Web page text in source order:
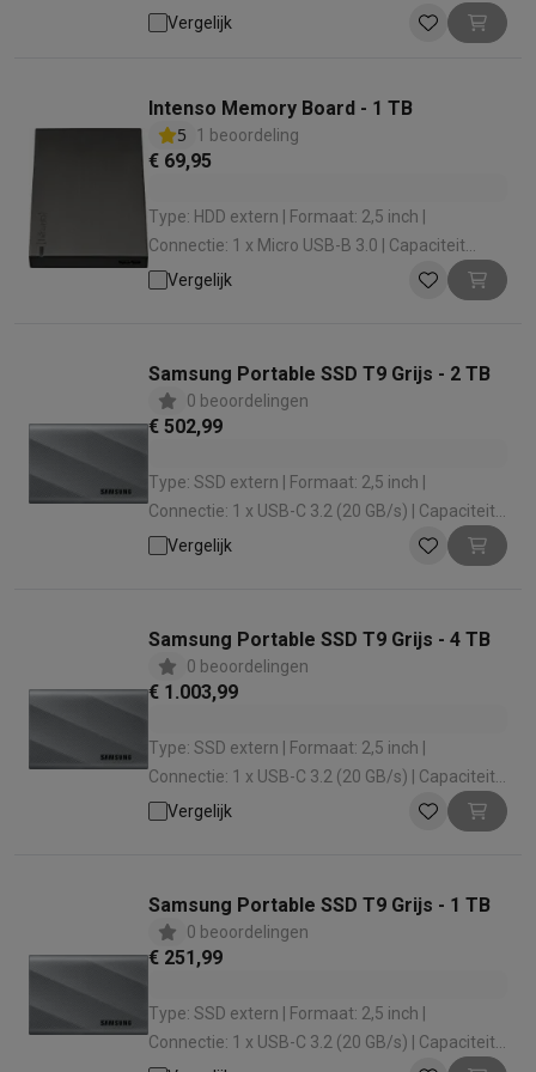
Opslag: 4000 GB | Leessnelheid: 1050 MB
Vergelijk
Intenso Memory Board - 1 TB
5
1 beoordeling
€ 69,95
Type: HDD extern | Formaat: 2,5 inch |
Connectie: 1 x Micro USB-B 3.0 | Capaciteit
Opslag: 1000 GB | Rotatiesnelheid: 5400 tpm
Vergelijk
Samsung Portable SSD T9 Grijs - 2 TB
0 beoordelingen
€ 502,99
Type: SSD extern | Formaat: 2,5 inch |
Connectie: 1 x USB-C 3.2 (20 GB/s) | Capaciteit
Opslag: 2000 GB | Leessnelheid: 2000 MB
Vergelijk
Samsung Portable SSD T9 Grijs - 4 TB
0 beoordelingen
€ 1.003,99
Type: SSD extern | Formaat: 2,5 inch |
Connectie: 1 x USB-C 3.2 (20 GB/s) | Capaciteit
Opslag: 4000 GB | Leessnelheid: 2000 MB
Vergelijk
Samsung Portable SSD T9 Grijs - 1 TB
0 beoordelingen
€ 251,99
Type: SSD extern | Formaat: 2,5 inch |
Connectie: 1 x USB-C 3.2 (20 GB/s) | Capaciteit